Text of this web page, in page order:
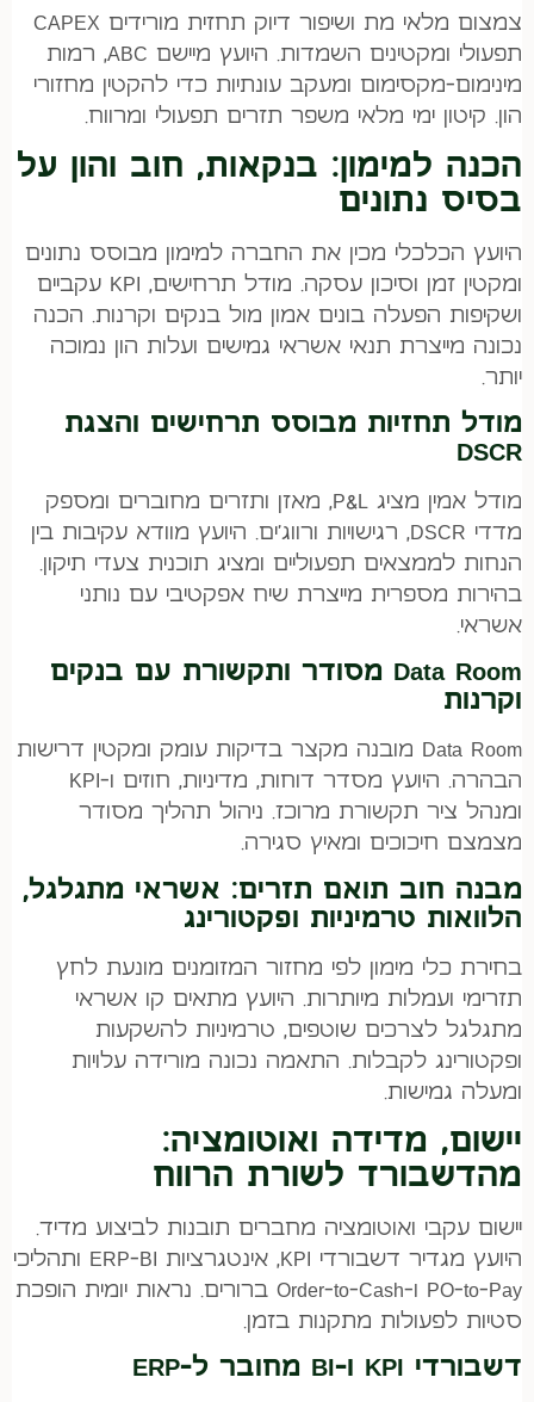
צמצום מלאי מת ושיפור דיוק תחזית מורידים CAPEX
תפעולי ומקטינים השמדות. היועץ מיישם ABC, רמות
מינימום-מקסימום ומעקב עונתיות כדי להקטין מחזורי
הון. קיטון ימי מלאי משפר תזרים תפעולי ומרווח.
הכנה למימון: בנקאות, חוב והון על
בסיס נתונים
היועץ הכלכלי מכין את החברה למימון מבוסס נתונים
ומקטין זמן וסיכון עסקה. מודל תרחישים, KPI עקביים
ושקיפות הפעלה בונים אמון מול בנקים וקרנות. הכנה
נכונה מייצרת תנאי אשראי גמישים ועלות הון נמוכה
יותר.
מודל תחזיות מבוסס תרחישים והצגת
DSCR
מודל אמין מציג P&L, מאזן ותזרים מחוברים ומספק
מדדי DSCR, רגישויות ורווג’ים. היועץ מוודא עקיבות בין
הנחות לממצאים תפעוליים ומציג תוכנית צעדי תיקון.
בהירות מספרית מייצרת שיח אפקטיבי עם נותני
אשראי.
Data Room מסודר ותקשורת עם בנקים
וקרנות
Data Room מובנה מקצר בדיקות עומק ומקטין דרישות
הבהרה. היועץ מסדר דוחות, מדיניות, חוזים ו-KPI
ומנהל ציר תקשורת מרוכז. ניהול תהליך מסודר
מצמצם חיכוכים ומאיץ סגירה.
מבנה חוב תואם תזרים: אשראי מתגלגל,
הלוואות טרמיניות ופקטורינג
בחירת כלי מימון לפי מחזור המזומנים מונעת לחץ
תזרימי ועמלות מיותרות. היועץ מתאים קו אשראי
מתגלגל לצרכים שוטפים, טרמיניות להשקעות
ופקטורינג לקבלות. התאמה נכונה מורידה עלויות
ומעלה גמישות.
יישום, מדידה ואוטומציה:
מהדשבורד לשורת הרווח
יישום עקבי ואוטומציה מחברים תובנות לביצוע מדיד.
היועץ מגדיר דשבורדי KPI, אינטגרציות ERP-BI ותהליכי
PO-to-Pay ו-Order-to-Cash ברורים. נראות יומית הופכת
סטיות לפעולות מתקנות בזמן.
דשבורדי KPI ו-BI מחובר ל-ERP